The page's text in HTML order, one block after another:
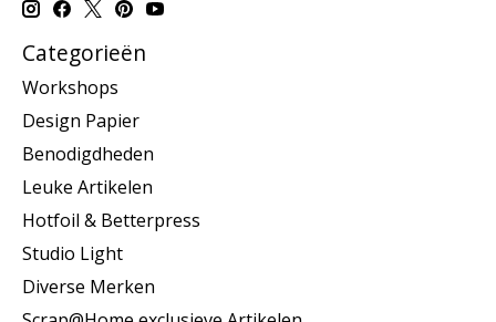
Categorieën
Workshops
Design Papier
Benodigdheden
Leuke Artikelen
Hotfoil & Betterpress
Studio Light
Diverse Merken